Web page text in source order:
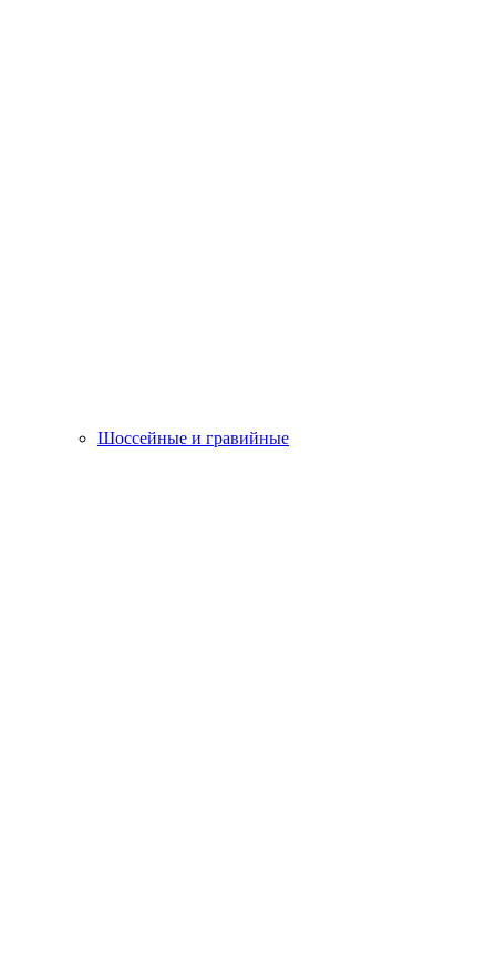
Шоссейные и гравийные